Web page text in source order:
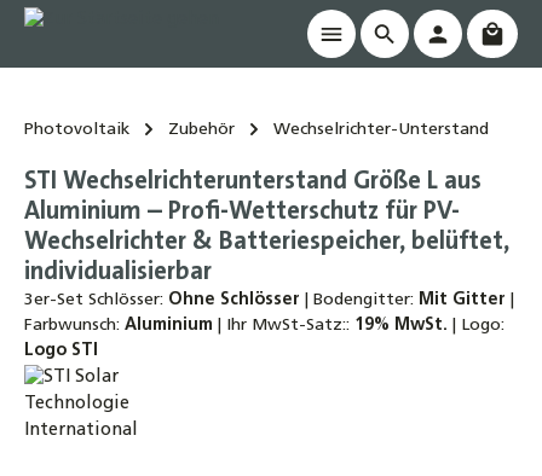
springen
Photovoltaik Zubehör Wechselrichter-Unterstand
STI Wechselrichterunterstand Größe L aus
Aluminium – Profi-Wetterschutz für PV-
Wechselrichter & Batteriespeicher, belüftet,
individualisierbar
3er-Set Schlösser: Ohne Schlösser Bodengitter: Mit Gitter
Farbwunsch: Aluminium Ihr MwSt-Satz:: 19% MwSt.
Logo:
Logo STI